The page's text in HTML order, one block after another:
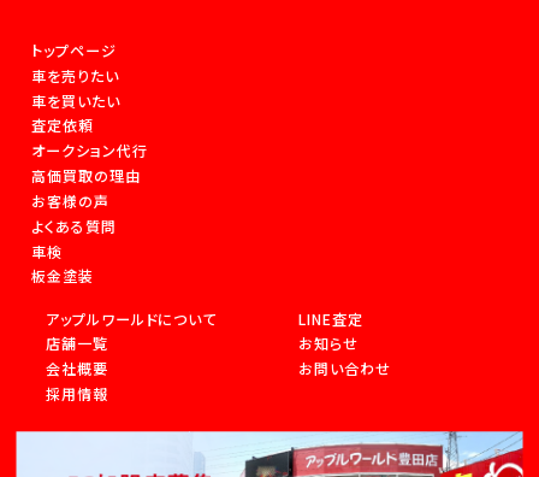
トップページ
車を売りたい
車を買いたい
査定依頼
オークション代行
高価買取の理由
お客様の声
よくある質問
車検
板金塗装
アップルワールドについて
店舗一覧
会社概要
採用情報
LINE査定
お知らせ
お問い合わせ